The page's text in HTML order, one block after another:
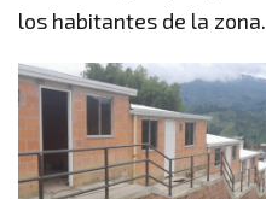
los habitantes de la zona.